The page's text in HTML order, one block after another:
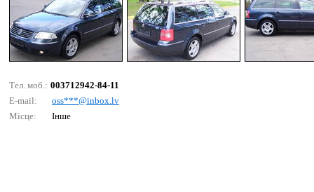
Тел. моб.: 003712942-84-11
E-mail:
оss***@inbох.lv
Місце:
Інше